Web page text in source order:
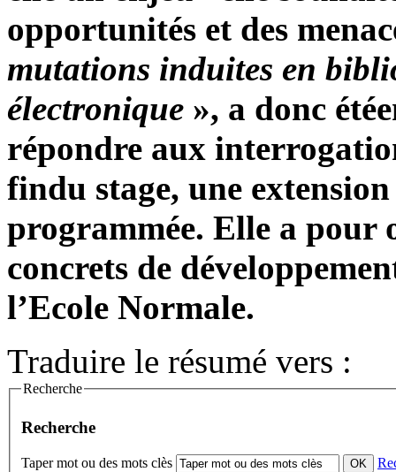
opportunités et des
mutations induites en
électronique », a donc
répondre aux
findu stage, une
programmée. Elle a pour
concrets de
l’Ecole Normale.
Traduire le résumé vers :
Recherche
Recherche
Taper mot ou des mots clès